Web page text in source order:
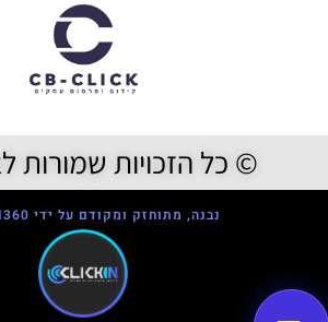
© כל הזכויות שמורות לCbclick
נבנה, מתוחזק ומקודם על ידי CLICKIN360